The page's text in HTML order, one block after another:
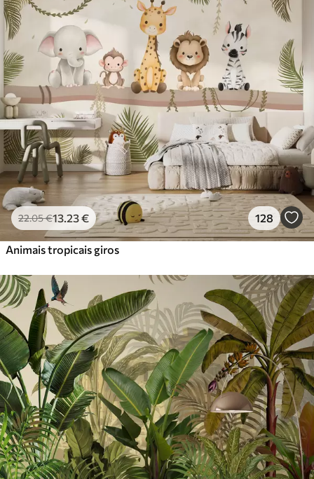
Standard
27.00 €/m²
Premium
56.6734.00€/m²
Vinil Premium
65.0039.00€/m²
Peel and Stick
81.6749.00€/m²
22.05€13 .23€ 128
Animais tropicais giros